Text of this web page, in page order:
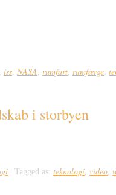
iss, NASA, rumfart, rumfærge,
i storbyen
Tagged as: teknologi, video,